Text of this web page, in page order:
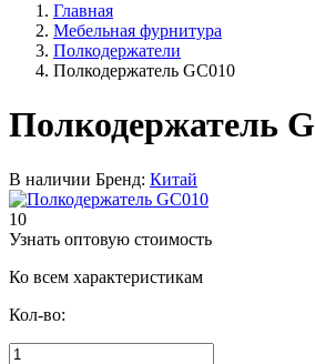
Главная
Мебельная фурнитура
Полкодержатели
Полкодержатель GC010
Полкодержатель
В наличии Бренд: Китай
10
Узнать оптовую стоимость
Ко всем характеристикам
Кол-во: